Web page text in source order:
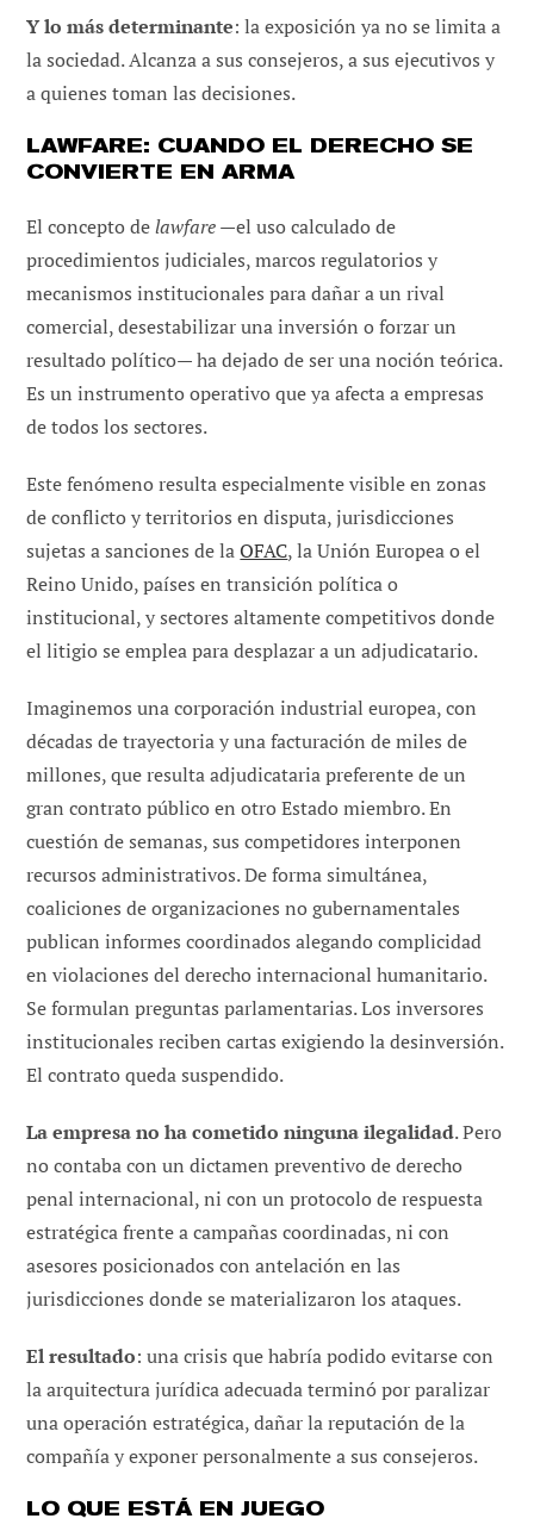
Y lo más determinante: la exposición ya no se limita a
la sociedad. Alcanza a sus consejeros, a sus ejecutivos y
a quienes toman las decisiones.
LAWFARE: CUANDO EL DERECHO SE
CONVIERTE EN ARMA
El concepto delawfare—el uso calculado de
procedimientos judiciales, marcos regulatorios y
mecanismos institucionales para dañar a un rival
comercial, desestabilizar una inversión o forzar un
resultado político— ha dejado de ser una noción teórica.
Es un instrumento operativo que ya afecta a empresas
de todos los sectores.
Este fenómeno resulta especialmente visible en zonas
de conflicto y territorios en disputa, jurisdicciones
sujetas a sanciones de laOFAC, la Unión Europea o el
Reino Unido, países en transición política o
institucional, y sectores altamente competitivos donde
el litigio se emplea para desplazar a un adjudicatario.
Imaginemos una corporación industrial europea, con
décadas de trayectoria y una facturación de miles de
millones, que resulta adjudicataria preferente de un
gran contrato público en otro Estado miembro. En
cuestión de semanas, sus competidores interponen
recursos administrativos. De forma simultánea,
coaliciones de organizaciones no gubernamentales
publican informes coordinados alegando complicidad
en violaciones del derecho internacional humanitario.
Se formulan preguntas parlamentarias. Los inversores
institucionales reciben cartas exigiendo la desinversión.
El contrato queda suspendido.
La empresa no ha cometido ninguna ilegalidad. Pero
no contaba con un dictamen preventivo de derecho
penal internacional, ni con un protocolo de respuesta
estratégica frente a campañas coordinadas, ni con
asesores posicionados con antelación en las
jurisdicciones donde se materializaron los ataques.
El resultado: una crisis que habría podido evitarse con
la arquitectura jurídica adecuada terminó por paralizar
una operación estratégica, dañar la reputación de la
compañía y exponer personalmente a sus consejeros.
LO QUE ESTÁ EN JUEGO